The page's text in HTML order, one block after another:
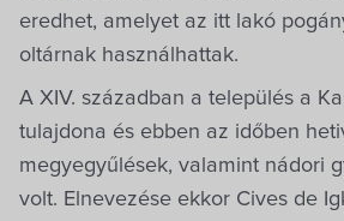
Dokumentumok
eredhet, amelyet az itt lakó
oltárnak használhattak.
A XIV. században a település a
tulajdona és ebben az időben
megyegyűlések, valamint nádori
volt. Elnevezése ekkor Cives de